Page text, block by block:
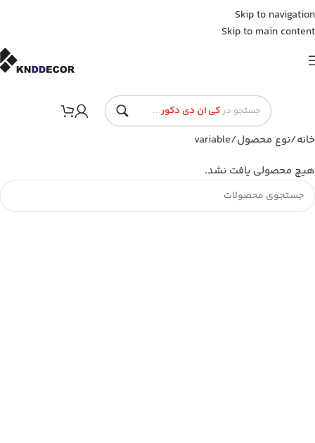
Skip to navigation
Skip to main content
جستجو در کی ان دی دکور...
خانه نوع محصول variable
هیچ محصولی یافت نشد.